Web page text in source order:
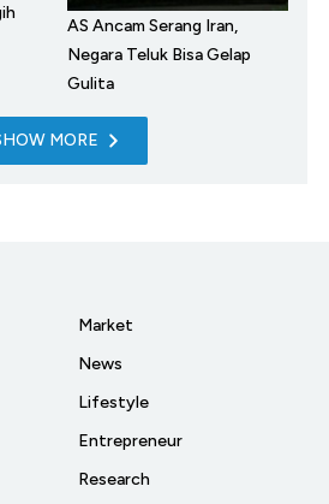
AS Ancam Serang Iran,
Negara Teluk Bisa Gelap
Gulita
MORE
Market
News
Lifestyle
Entrepreneur
Research